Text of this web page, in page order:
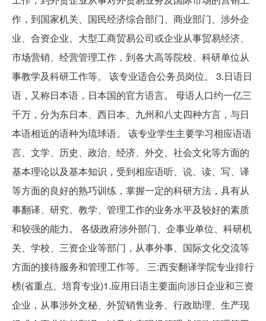
作，到国家机关、国民经济综合部门、商业部门、涉外企
业、合资企业、大型工商贸易公司或企业从事贸易经济、
市场营销、经营管理工作，到各大高等院校、科研单位从
事教学及科研工作等。 该专业适合公务员岗位。 3.日语日
语，又称日本语，日本国的官方语言。 母语人口约一亿三
千万，分为东日本、西日本、九州和八丈四种方言，与日
本语相近的语种为琉球语。 该专业学生主要学习相应语语
言、文学、历史、政治、经济、外交、社会文化等方面的
基本理论以及基本知识，受到相应语听、说、读、写、译
等方面的良好的熟巧训练，掌握一定的科研方法，具有从
事翻译、研究、教学、管理工作的业务水平及较好的素质
和较强的能力。 各级政府涉外部门、企事业单位、科研机
关、学校、三资企业等部门，从事外事、国际文化交流等
方面的接待服务和管理工作等。 三:西安翻译学院专业排行
榜(省重点、培育专业)1.应用日语主要面向涉日企业和三资
企业，从事涉外文秘、外贸销售业务、行政助理、生产现